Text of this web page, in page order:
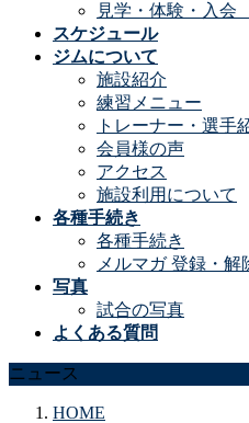
見学・体験・入
スケジュール
ジムについて
施設紹介
練習メニュー
トレーナー・選手
会員様の声
アクセス
施設利用について
各種手続き
各種手続き
メルマガ 登録・解
写真
試合の写真
よくある質問
ニュース
HOME